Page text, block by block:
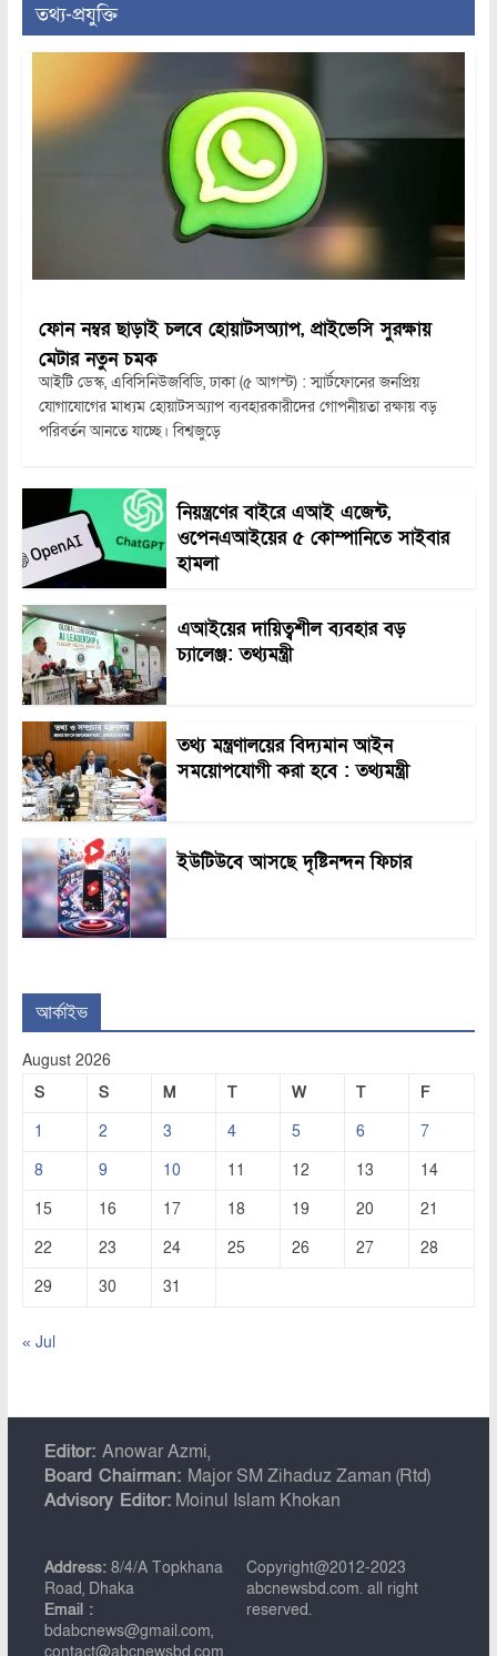
তথ্য-প্রযুক্তি
ফোন নম্বর ছাড়াই চলবে হোয়াটসঅ্যাপ, প্রাইভেসি সুরক্ষায়
মেটার নতুন চমক
আইটি ডেস্ক, এবিসিনিউজবিডি, ঢাকা (৫ আগস্ট) : স্মার্টফোনের জনপ্রিয়
যোগাযোগের মাধ্যম হোয়াটসঅ্যাপ ব্যবহারকারীদের গোপনীয়তা রক্ষায় বড়
পরিবর্তন আনতে যাচ্ছে। বিশ্বজুড়ে
নিয়ন্ত্রণের বাইরে এআই এজেন্ট,
ওপেনএআইয়ের ৫ কোম্পানিতে সাইবার
হামলা
এআইয়ের দায়িত্বশীল ব্যবহার বড়
চ্যালেঞ্জ: তথ্যমন্ত্রী
তথ্য মন্ত্রণালয়ের বিদ্যমান আইন
সময়োপযোগী করা হবে : তথ্যমন্ত্রী
ইউটিউবে আসছে দৃষ্টিনন্দন ফিচার
আর্কাইভ
August 2026
S
S M T W T
F
1
2 3 4 5 6
7
8
9 10 11 12 13
14
15
16 17 18 19 20
21
22
23 24 25 26 27
28
29
30 31
« Jul
Editor: Anowar Azmi,
Board Chairman: Major SM Zihaduz Zaman (Rtd)
Advisory Editor:Moinul Islam Khokan
Address:8/4/A Topkhana
Road, Dhaka
Email :
bdabcnews@gmail.com,
contact@abcnewsbd.com,
Copyright@2012-2023
abcnewsbd.com. all right
reserved.